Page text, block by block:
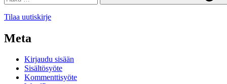
Tilaa uutiskirje
Meta
Kirjaudu sisään
Sisältösyöte
Kommenttisyöte